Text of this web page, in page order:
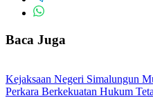
Baca Juga
Kejaksaan Negeri Simalungun
Perkara Berkekuatan Hukum